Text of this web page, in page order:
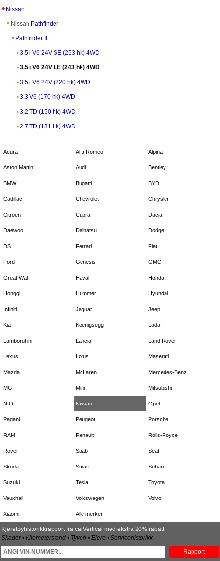
Nissan
Nissan Pathfinder
Pathfinder II
3.5 i V6 24V SE (253 hk) 4WD
3.5 i V6 24V LE (243 hk) 4WD
3.5 i V6 24V (220 hk) 4WD
3.3 V6 (170 hk) 4WD
3.2 TD (150 hk) 4WD
2.7 TD (131 hk) 4WD
Acura Alfa Romeo Alpina
Aston Martin Audi Bentley
BMW Bugatti BYD
Cadillac Chevrolet Chrysler
Citroen Cupra Dacia
Daewoo Daihatsu Dodge
DS Ferrari Fiat
Ford Genesis GMC
Great Wall Haval Honda
Hongqi Hummer Hyundai
Infiniti Jaguar Jeep
Kia Koenigsegg Lada
Lamborghini Lancia Land Rover
Lexus Lotus Maserati
Mazda McLaren Mercedes-Benz
MG Mini Mitsubishi
NIO Nissan Opel
Pagani Peugeot Porsche
RAM Renault Rolls-Royce
Rover Saab Seat
Skoda Smart Subaru
Suzuki Tesla Toyota
Vauxhall Volkswagen Volvo
Xiaomi Alle merker
Kjøretøyhistorikkrapport fra carVertical med ekstra 20% rabatt
Skader • Kilometerstand • Tyveri • Eiere • Servicehistorikk
Rapport